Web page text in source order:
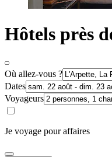
Hôtels près
Où allez-vous ?
Dates
Voyageurs
Je voyage pour affaires